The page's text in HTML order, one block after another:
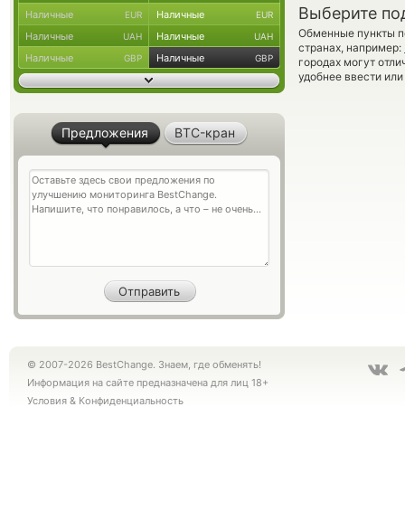
Выберите
Обменные пункты
странах, например:
городах могут
удобнее ввести
Наличные EUR Наличные EUR
Наличные UAH Наличные UAH
Наличные GBP Наличные GBP
Предложения BTC-кран
© 2007-2026 BestChange. Знаем, где обменять!
Информация на сайте предназначена для лиц 18+
Условия & Конфиденциальность